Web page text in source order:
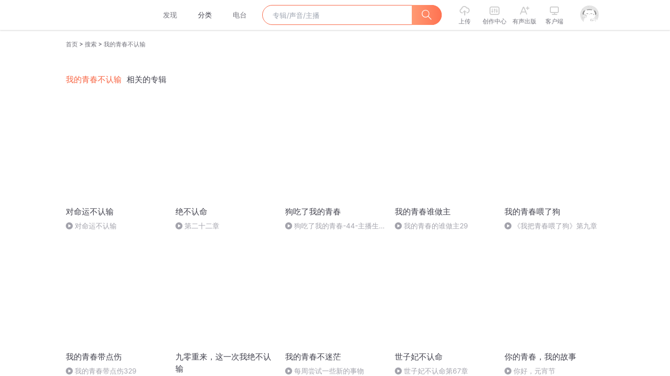
发现 分类 电台
上传 创作中心 有声出版 客户端
首页 > 搜索 > 我的青春不认输
我的青春不认输 相关的专辑
对命运不认输
对命运不认输
绝不认命
第二十二章
狗吃了我的青春
狗吃了我的青春-44-主播生
我的青春谁做主
我的青春的谁做主29
我的青春喂了狗
《我把青春喂了狗》第九章
我的青春带点伤
我的青春带点伤329
九零重来，这一次我绝不认
输
我的青春不迷茫
每周尝试一些新的事物
世子妃不认命
世子妃不认命第67章
你的青春，我的故事
你好，元宵节